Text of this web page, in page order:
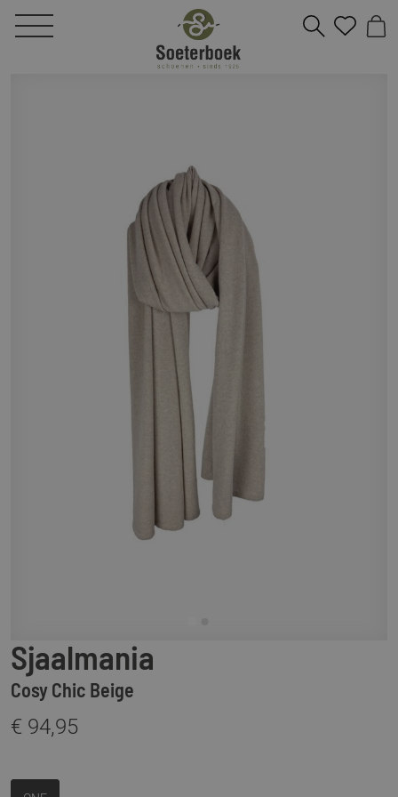
Sjaalmania
Cosy Chic Beige
€ 94,95